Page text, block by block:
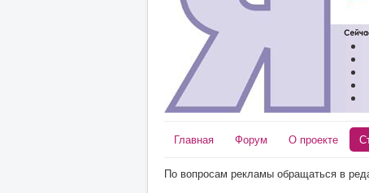
Главная Форум О проекте
По вопросам рекламы обращаться в